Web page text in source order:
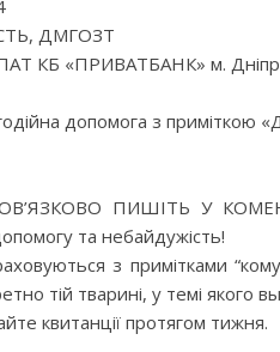
ДМГОЗТ
КБ «ПРИВАТБАНК» м.
допомога з приміткою
ПИШІТЬ У
та небайдужість!
з примітками
тій тварині, у темі якого
квитанції протягом тижня.